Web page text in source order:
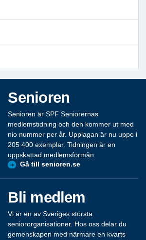
Senioren
Senioren är SPF Seniorernas
medlemstidning och den kommer ut med
nio nummer per år. Upplagan är nu uppe i
205 400 exemplar. Tidningen är en
uppskattad medlemsförmån.
Gå till senioren.se
Bli medlem
Vi är en av Sveriges största
seniororganisationer. Hos oss delar du
gemenskapen med närmare en kvarts